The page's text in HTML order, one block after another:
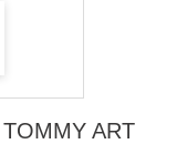
ART